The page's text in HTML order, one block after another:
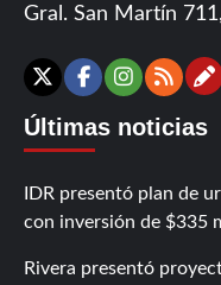
Gral. San Martín
X Facebook
RSS
Últimas noticias
IDR presentó plan de
con inversión de $335
Rivera presentó